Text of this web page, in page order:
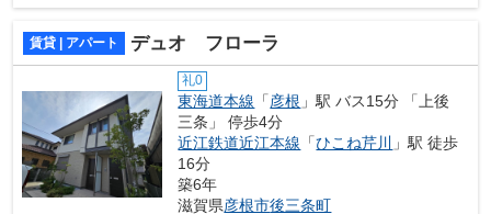
賃貸 | アパート デュオ フローラ
礼0
東海道本線 「彦根 」駅 バス15分 「上後
三条」 停歩4分
近江鉄道近江本線 「ひこね芹川
」駅 徒歩
16分
築6年
滋賀県彦根市後三条町